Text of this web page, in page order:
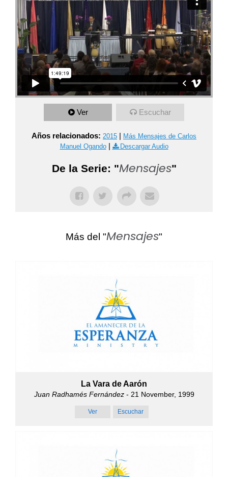
Ver Escuchar
Años relacionados: 2015 | Más Mensajes de Carlos
Manuel Ogando| Descargar Audio
De la Serie: "Mensajes"
Más del "Mensajes"
La Vara de Aarón
Juan Radhamés Fernández- 21 November, 1999
Ver Escuchar